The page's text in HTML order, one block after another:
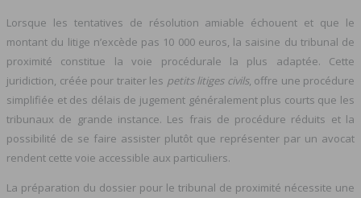
Lorsque les tentatives de résolution amiable échouent et que le
montant du litige n’excède pas 10 000 euros, la saisine du tribunal de
proximité constitue la voie procédurale la plus adaptée. Cette
juridiction, créée pour traiter les petits litiges civils, offre une procédure
simplifiée et des délais de jugement généralement plus courts que les
tribunaux de grande instance. Les frais de procédure réduits et la
possibilité de se faire assister plutôt que représenter par un avocat
rendent cette voie accessible aux particuliers.
La préparation du dossier pour le tribunal de proximité nécessite une